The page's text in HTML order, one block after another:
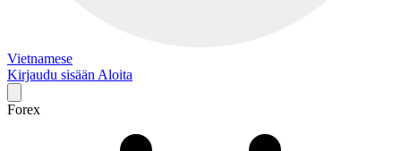
Vietnamese
Kirjaudu sisään Aloita
Forex